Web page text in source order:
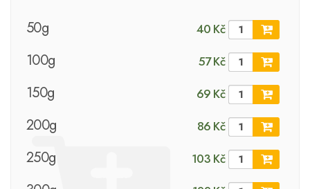
50g 40 Kč
100g 57 Kč
150g 69 Kč
200g 86 Kč
250g 103 Kč